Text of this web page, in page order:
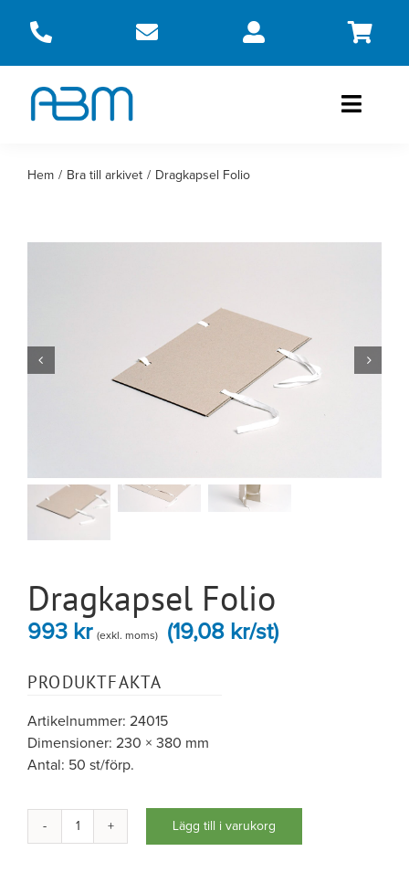
Toggle
Produkter
Hem Bra till arkivet Dragkapsel Folio
Dragkapsel Folio
993 kr (exkl. moms) (19,08 kr/st)
PRODUKTFAKTA
Artikelnummer: 24015
Dimensioner: 230 × 380 mm
Antal: 50 st/förp.
Lägg till i varukorg